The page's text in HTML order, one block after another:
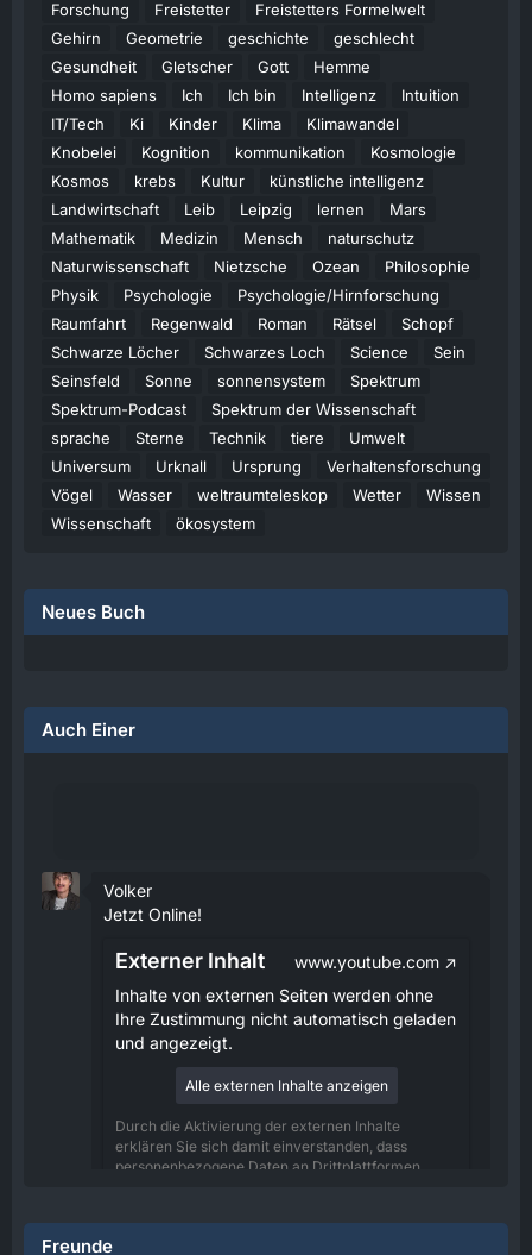
Forschung
Freistetter
Freistetters Formelwelt
Gehirn
Geometrie geschichte
geschlecht
Gesundheit
Gletscher Gott
Hemme
Homo sapiens
Ich Ich bin Intelligenz
Intuition
IT/Tech
Ki Kinder Klima
Klimawandel
Knobelei
Kognition kommunikation
Kosmologie
Kosmos
krebs Kultur
künstliche intelligenz
Landwirtschaft
Leib Leipzig lernen
Mars
Mathematik
Medizin Mensch
naturschutz
Naturwissenschaft
Nietzsche Ozean
Philosophie
Physik
Psychologie
Psychologie/Hirnforschung
Raumfahrt
Regenwald Roman Rätsel
Schopf
Schwarze Löcher
Schwarzes Loch Science
Sein
Seinsfeld
Sonne sonnensystem
Spektrum
Spektrum-Podcast
Spektrum der Wissenschaft
sprache
Sterne Technik tiere
Umwelt
Universum
Urknall Ursprung
Verhaltensforschung
Vögel
Wasser weltraumteleskop Wetter
Wissen
Wissenschaft
ökosystem
Neues Buch
Auch Einer
Volker
Jetzt Online!
Externer Inhalt
www.youtube.com
Inhalte von externen Seiten werden ohne
Ihre Zustimmung nicht automatisch geladen
und angezeigt.
Alle externen Inhalte anzeigen
Durch die Aktivierung der externen Inhalte
erklären Sie sich damit einverstanden, dass
personenbezogene Daten an Drittplattformen
Verfügung gestellt.
Freunde